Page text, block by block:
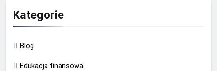
Kategorie
Blog
Edukacja finansowa